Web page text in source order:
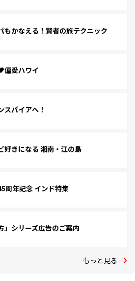
もかなえる！賢者の旅テクニック
偏愛ハワイ
スパイアへ！
好きになる 湘南・江の島
周年記念 インド特集
」シリーズ広告のご案内
もっと見る